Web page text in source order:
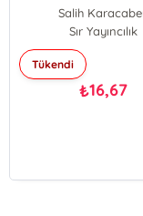
Salih
Sır Yayıncılık
Tükendi
₺16,67